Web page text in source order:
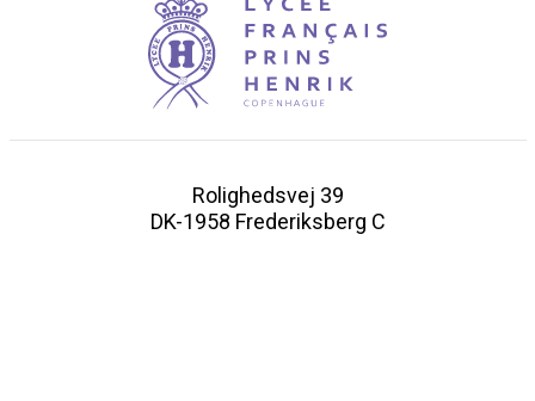
Rolighedsvej 39
DK-1958 Frederiksberg C